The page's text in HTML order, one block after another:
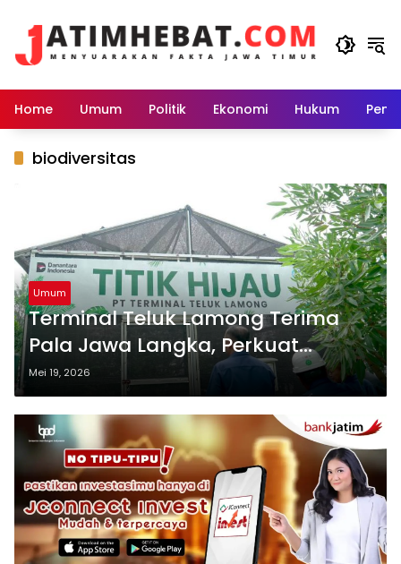
Home Umum Politik Ekonomi Hukum
biodiversitas
Umum
Terminal Teluk Lamong Terima
Pala Jawa Langka, Perkuat
Kawasan Hijau Pelabuhan
Mei 19, 2026